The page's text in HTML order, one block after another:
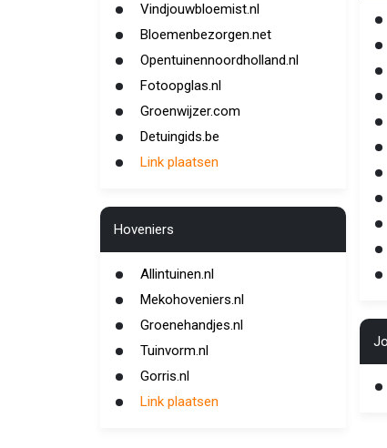
Vindjouwbloemist.nl
Bloemenbezorgen.net
Opentuinennoordholland.nl
Fotoopglas.nl
Groenwijzer.com
Detuingids.be
Link plaatsen
Hoveniers
Allintuinen.nl
Mekohoveniers.nl
Groenehandjes.nl
Tuinvorm.nl
Gorris.nl
Link plaatsen